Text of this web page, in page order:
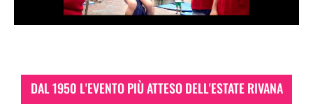
DAL 1950 L'EVENTO PIÙ ATTESO DELL'ESTATE RIVANA